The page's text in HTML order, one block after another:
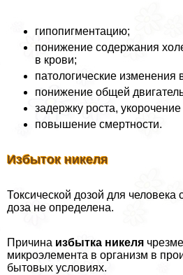
гипопигментацию;
понижение содержания
в крови;
патологические изменения
понижение общей
задержку роста,
повышение cмepтности.
Избыток никеля
Токсической дозой для человека
доза не определена.
Причина избытка никеля
микроэлемента в организм в
бытовых условиях.